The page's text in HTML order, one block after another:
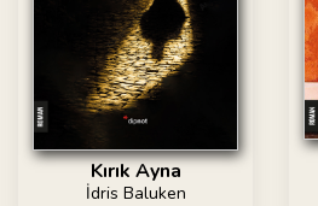
Kırık Ayna
İdris Baluken